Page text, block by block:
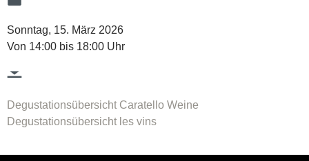
Sonntag, 15. März 2026
Von 14:00 bis 18:00 Uhr
Degustationsübersicht Caratello Weine
Degustationsübersicht les vins